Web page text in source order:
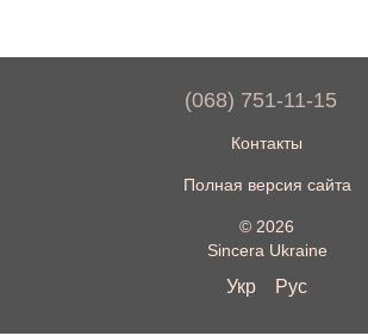
(068) 751-11-15
Контакты
Полная версия сайта
© 2026
Sincera Ukraine
Укр Рус